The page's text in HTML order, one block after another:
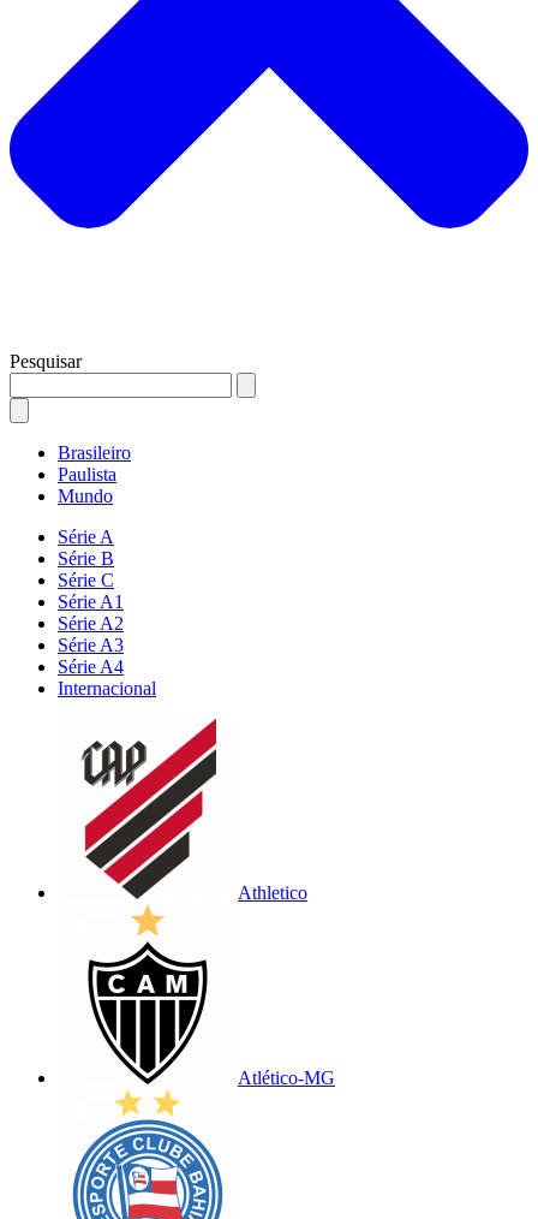
Pesquisar
Brasileiro
Paulista
Mundo
Série A
Série B
Série C
Série A1
Série A2
Série A3
Série A4
Internacional
Athletico
Atlético-MG